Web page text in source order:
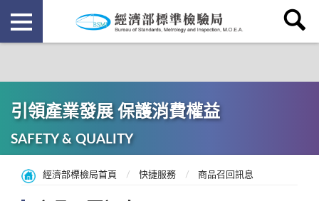
引領產業發展 保護消費權益
SAFETY & QUALITY
經濟部標檢局首頁 快捷服務 商品召回訊息